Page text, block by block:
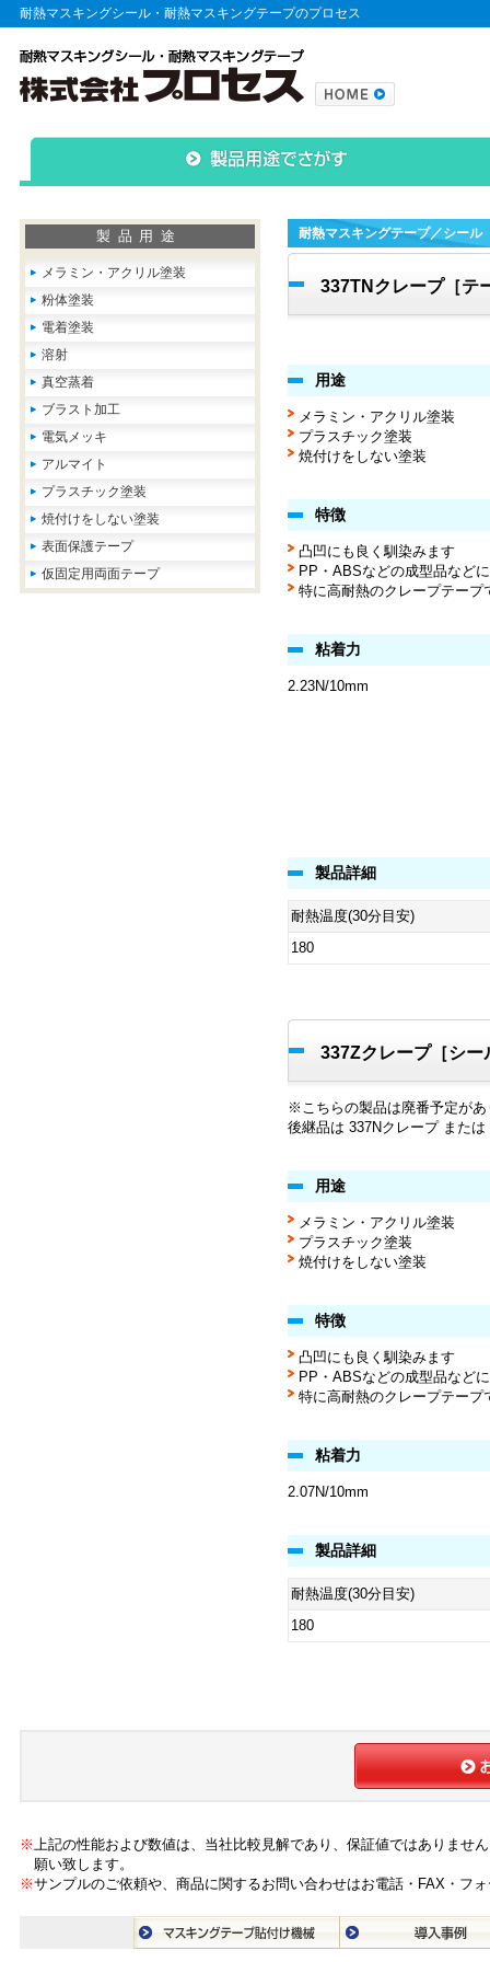
耐熱マスキングシール・耐熱マスキングテープのプロセス
製品用途
メラミン・アクリル塗装
粉体塗装
電着塗装
溶射
真空蒸着
ブラスト加工
電気メッキ
アルマイト
プラスチック塗装
焼付けをしない塗装
表面保護テープ
仮固定用両面テープ
耐熱マスキングテープ／シール
337TNクレープ［テ
用途
メラミン・アクリル塗装
プラスチック塗装
焼付けをしない塗装
特徴
凸凹にも良く馴染みます
PP・ABSなどの成型品など
特に高耐熱のクレープテープ
粘着力
2.23N/10mm
製品詳細
耐熱温度(30分目安)
180
337Zクレープ［シー
※こちらの製品は廃番予定があ
後継品は 337Nクレープ また
用途
メラミン・アクリル塗装
プラスチック塗装
焼付けをしない塗装
特徴
凸凹にも良く馴染みます
PP・ABSなどの成型品など
特に高耐熱のクレープテープ
粘着力
2.07N/10mm
製品詳細
耐熱温度(30分目安)
180
※上記の性能および数値は、当社比較見解であり、保証値ではありませ
願い致します。
※サンプルのご依頼や、商品に関するお問い合わせはお電話・FAX・フ